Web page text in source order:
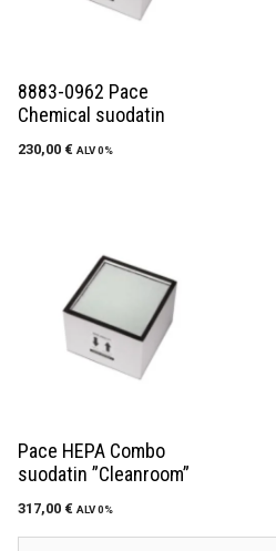
8883-0962 Pace
Chemical suodatin
230,00 € ALV 0%
Pace HEPA Combo
suodatin ”Cleanroom”
317,00 € ALV 0%